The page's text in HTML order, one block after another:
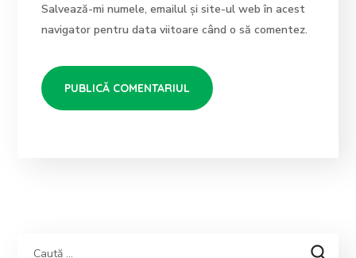
Salvează-mi numele, emailul și site-ul web în acest
navigator pentru data viitoare când o să comentez.